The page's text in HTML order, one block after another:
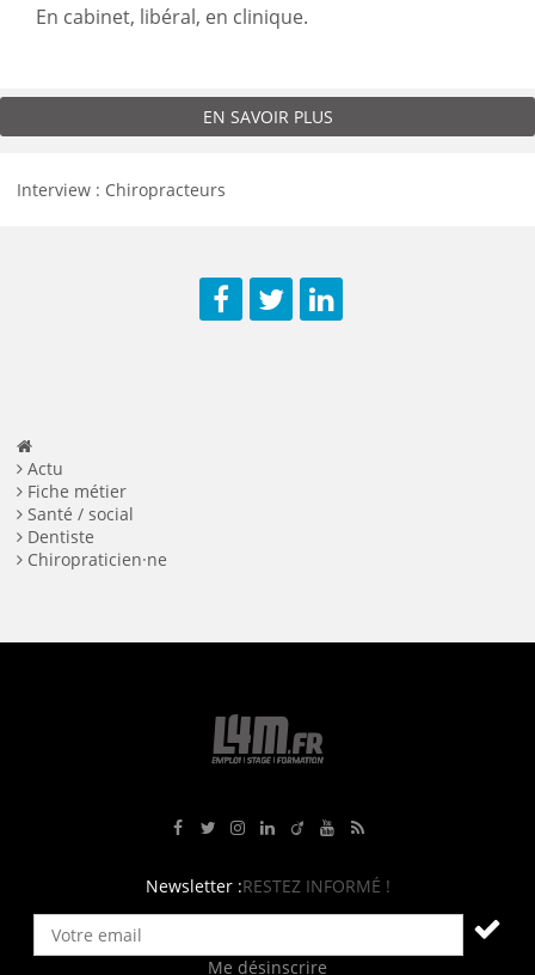
En cabinet, libéral, en clinique.
EN SAVOIR PLUS
Interview : Chiropracteurs
Actu
Fiche métier
Santé / social
Dentiste
Chiropraticien·ne
Newsletter :RESTEZ INFORMÉ !
Me désinscrire